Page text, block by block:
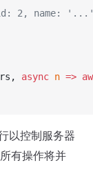
2, name:
async n =>
以控制服务器
有操作将并